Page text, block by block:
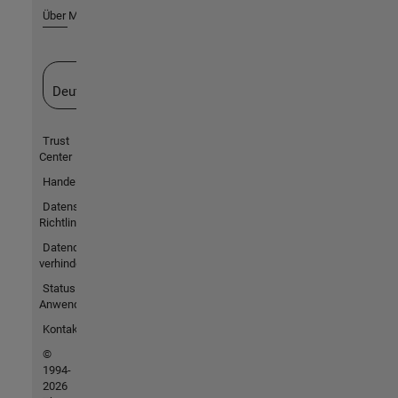
Über MathWorks
Deutschland
Trust
Center
Handelsmarken
Datenschutz-
Richtlinien
Datendiebstahl
verhindern
Status von
Anwendungen
Kontakt
©
1994-
2026